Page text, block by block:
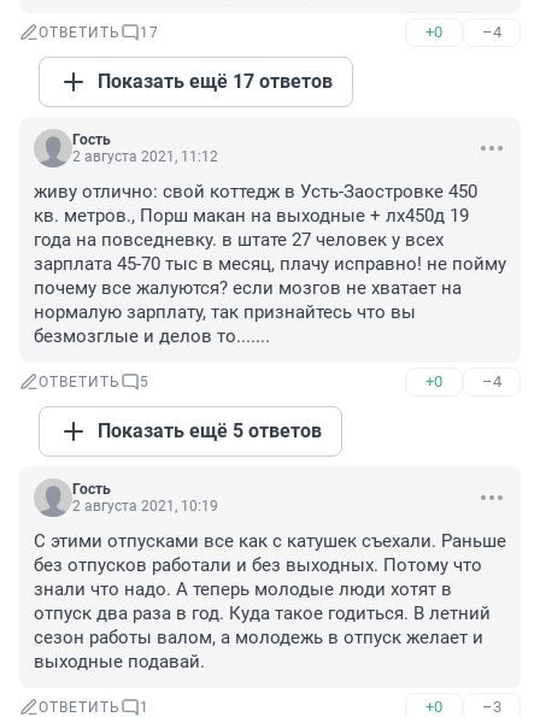
ОТВЕТИТЬ 17 +0 –4
Показать ещё 17 ответов
Гость
2 августа 2021, 11:12
живу отлично: свой коттедж в Усть-Заостровке 450
кв. метров., Порш макан на выходные + лх450д 19
года на повседневку. в штате 27 человек у всех
зарплата 45-70 тыс в месяц, плачу исправно! не пойму
почему все жалуются? если мозгов не хватает на
нормалую зарплату, так признайтесь что вы
безмозглые и делов то.......
ОТВЕТИТЬ 5 +0 –4
Показать ещё 5 ответов
Гость
2 августа 2021, 10:19
С этими отпусками все как с катушек съехали. Раньше
без отпусков работали и без выходных. Потому что
знали что надо. А теперь молодые люди хотят в
отпуск два раза в год. Куда такое годиться. В летний
сезон работы валом, а молодежь в отпуск желает и
выходные подавай.
ОТВЕТИТЬ 1 +0 –3